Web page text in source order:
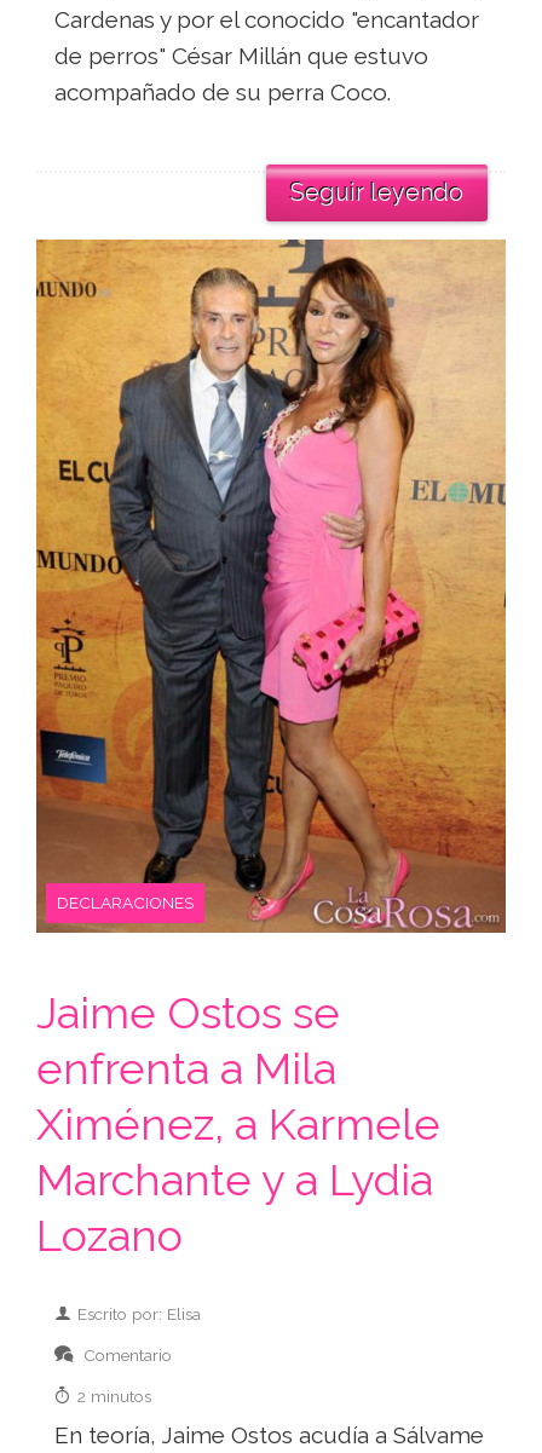
Cardenas y por el conocido "encantador
de perros" César Millán que estuvo
acompañado de su perra Coco.
Seguir leyendo
DECLARACIONES
Jaime Ostos se
enfrenta a Mila
Ximénez, a Karmele
Marchante y a Lydia
Lozano
Escrito por: Elisa
Comentario
2 minutos
En teoría, Jaime Ostos acudía a Sálvame